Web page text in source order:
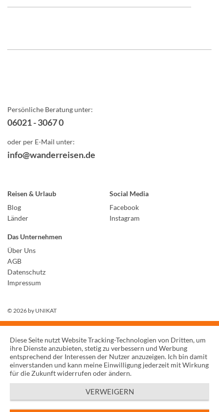
Persönliche Beratung unter:
06021 - 3067 0
oder per E-Mail unter:
info@wanderreisen.de
Reisen & Urlaub
Blog
Länder
Social Media
Facebook
Instagram
Das Unternehmen
Über Uns
AGB
Datenschutz
Impressum
© 2026 by UNIKAT
Diese Seite nutzt Website Tracking-Technologien von Dritten, um
ihre Dienste anzubieten, stetig zu verbessern und Werbung
entsprechend der Interessen der Nutzer anzuzeigen. Ich bin damit
einverstanden und kann meine Einwilligung jederzeit mit Wirkung
für die Zukunft widerrufen oder ändern.
VERWEIGERN